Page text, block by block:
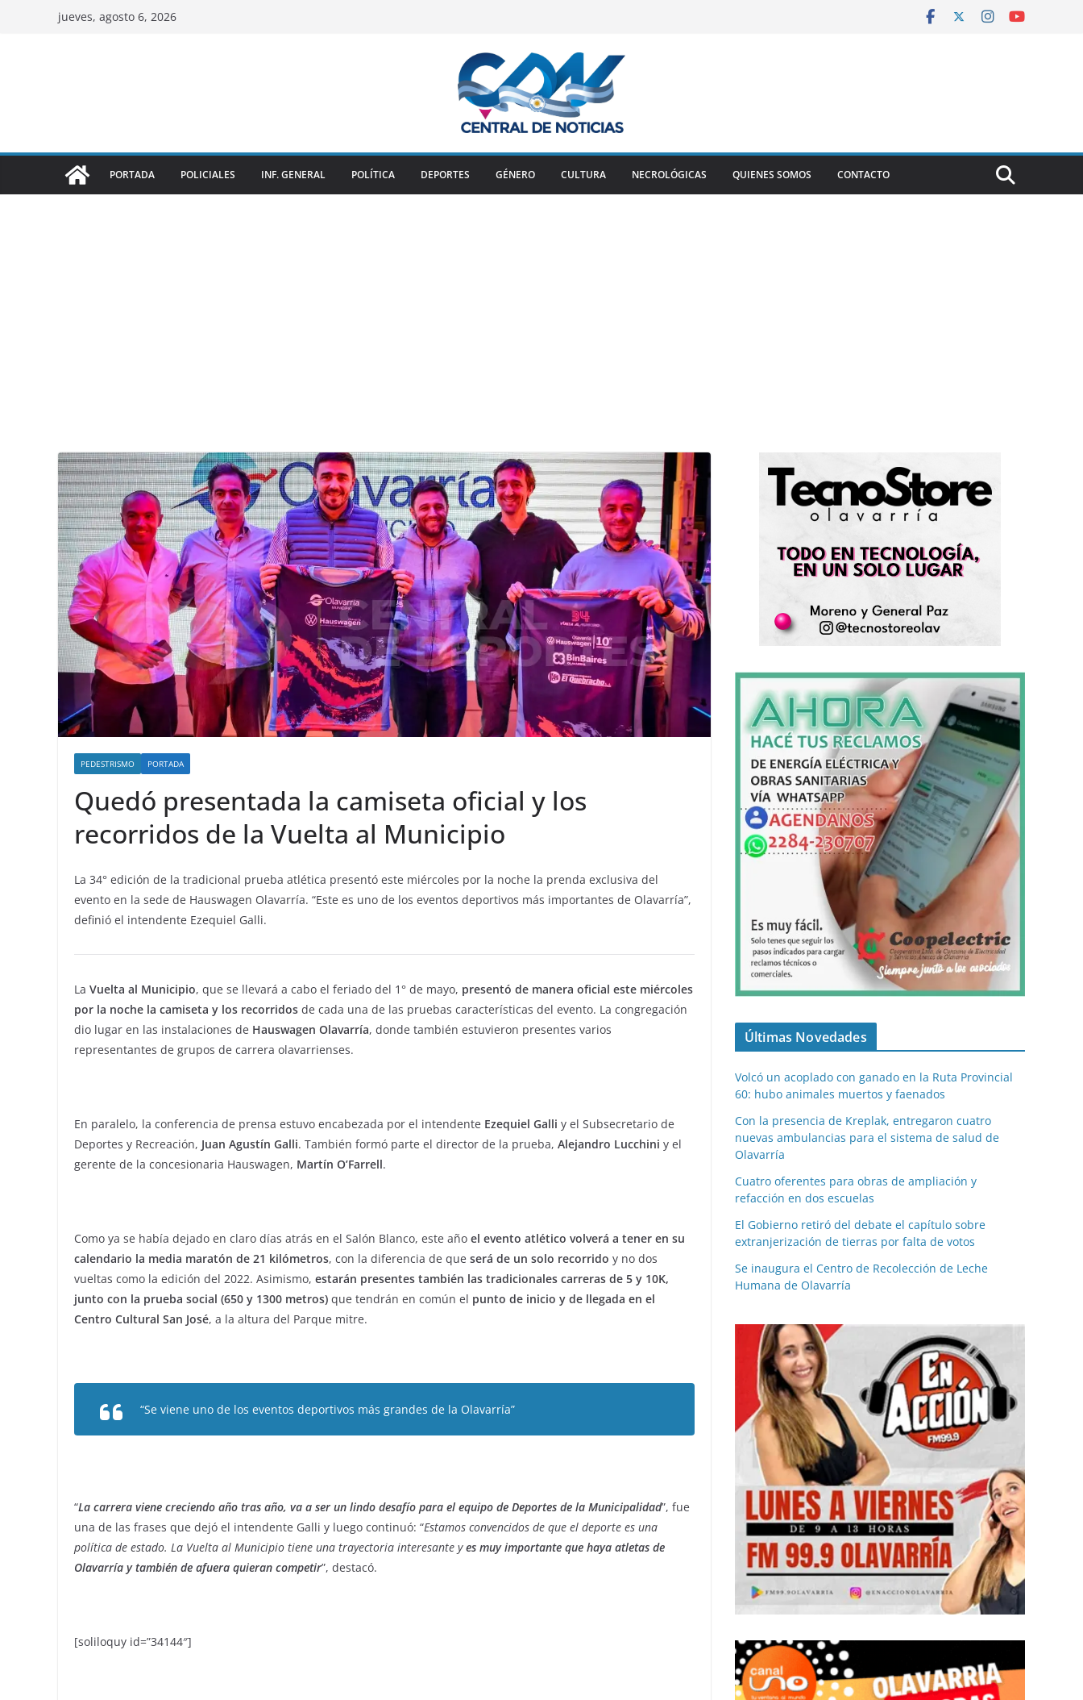
jueves, agosto 6, 2026
PORTADA POLICIALES INF. GENERAL POLÍTICA DEPORTES GÉNERO CULTURA NECROLÓGICAS QUIENES SOMOS CONTACTO
PEDESTRISMO PORTADA
Quedó presentada la camiseta oficial y los
recorridos de la Vuelta al Municipio
La 34° edición de la tradicional prueba atlética presentó este miércoles por la noche la prenda exclusiva del
evento en la sede de Hauswagen Olavarría. “Este es uno de los eventos deportivos más importantes de Olavarría”,
definió el intendente Ezequiel Galli.
La Vuelta al Municipio, que se llevará a cabo el feriado del 1° de mayo, presentó de manera oficial este miércoles
por la noche la camiseta y los recorridos de cada una de las pruebas características del evento. La congregación
dio lugar en las instalaciones de Hauswagen Olavarría, donde también estuvieron presentes varios
representantes de grupos de carrera olavarrienses.
En paralelo, la conferencia de prensa estuvo encabezada por el intendente Ezequiel Galli y el Subsecretario de
Deportes y Recreación, Juan Agustín Galli. También formó parte el director de la prueba, Alejandro Lucchini y el
gerente de la concesionaria Hauswagen, Martín O’Farrell.
Como ya se había dejado en claro días atrás en el Salón Blanco, este año el evento atlético volverá a tener en su
calendario la media maratón de 21 kilómetros, con la diferencia de que será de un solo recorrido y no dos
vueltas como la edición del 2022. Asimismo, estarán presentes también las tradicionales carreras de 5 y 10K,
junto con la prueba social (650 y 1300 metros) que tendrán en común el punto de inicio y de llegada en el
Centro Cultural San José, a la altura del Parque mitre.
“Se viene uno de los eventos deportivos más grandes de la Olavarría”
“La carrera viene creciendo año tras año, va a ser un lindo desafío para el equipo de Deportes de la Municipalidad”, fue
una de las frases que dejó el intendente Galli y luego continuó: “Estamos convencidos de que el deporte es una
política de estado. La Vuelta al Municipio tiene una trayectoria interesante yes muy importante que haya atletas de
Olavarría y también de afuera quieran competir”, destacó.
[soliloquy id=”34144″]
Últimas Novedades
Volcó un acoplado con ganado en la Ruta Provincial
60: hubo animales muertos y faenados
Con la presencia de Kreplak, entregaron cuatro
nuevas ambulancias para el sistema de salud de
Olavarría
Cuatro oferentes para obras de ampliación y
refacción en dos escuelas
El Gobierno retiró del debate el capítulo sobre
extranjerización de tierras por falta de votos
Se inaugura el Centro de Recolección de Leche
Humana de Olavarría